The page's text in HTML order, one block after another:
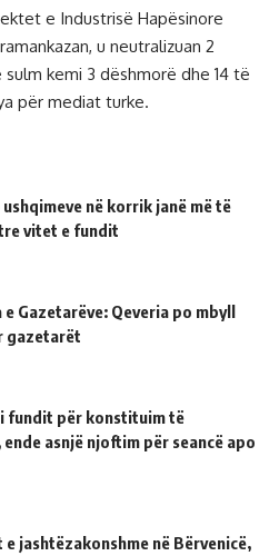
e Industrisë Hapësinore
u neutralizuan 2
kemi 3 dëshmorë dhe 14 të
për mediat turke.
ushqimeve në korrik janë më të
vitet e fundit
Gazetarëve: Qeveria po mbyll
gazetarët
fundit për konstituim të
ende asnjë njoftim për seancë apo
jashtëzakonshme në Bërvenicë,